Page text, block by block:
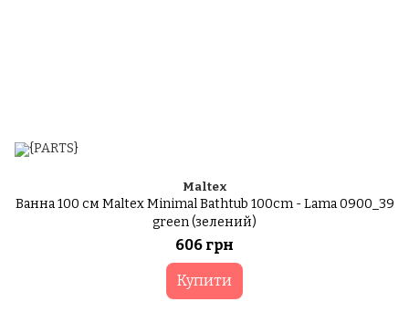
Maltex
Ванна 100 см Maltex Minimal Bathtub 100cm - Lama 0900_39
green (зелений)
606 грн
Купити